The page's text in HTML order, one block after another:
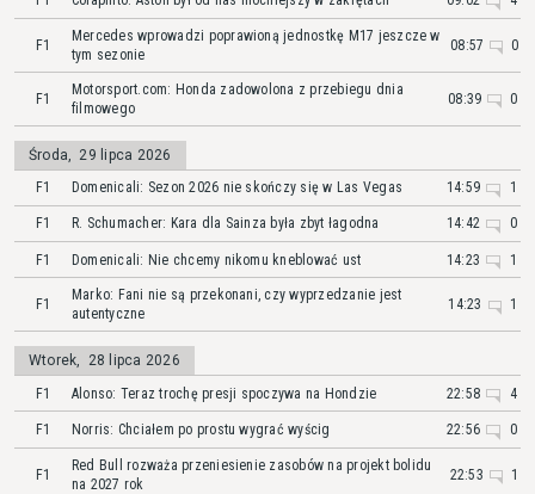
F1
Mercedes wprowadzi poprawioną jednostkę M17 jeszcze w
tym sezonie
08:57 0
F1
Motorsport.com: Honda zadowolona z przebiegu dnia
filmowego
08:39 0
Środa
29 lipca 2026
F1
Domenicali: Sezon 2026 nie skończy się w Las Vegas 14:59 1
F1 R. Schumacher: Kara dla Sainza była zbyt łagodna 14:42 0
F1 Domenicali: Nie chcemy nikomu kneblować ust 14:23 1
F1
Marko: Fani nie są przekonani, czy wyprzedzanie jest
autentyczne
14:23 1
Wtorek,
28 lipca 2026
F1
Alonso: Teraz trochę presji spoczywa na Hondzie 22:58 4
F1 Norris: Chciałem po prostu wygrać wyścig 22:56 0
F1
Red Bull rozważa przeniesienie zasobów na projekt bolidu
na 2027 rok
22:53 1